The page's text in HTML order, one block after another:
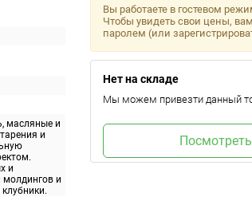
масляные и
и
и
молдингов и
Вы работаете в гостевом
Чтобы увидеть свои цены,
паролем (или
Нет на складе
Мы можем привезти данный